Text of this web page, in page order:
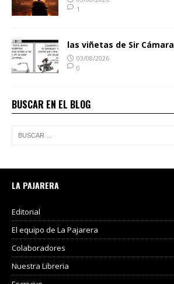
1
las viñetas de Sir Cámara
03/08/2026
0
BUSCAR EN EL BLOG
LA PAJARERA
Editorial
El equipo de La Pajarera
Colaboradores
Nuestra Libreria